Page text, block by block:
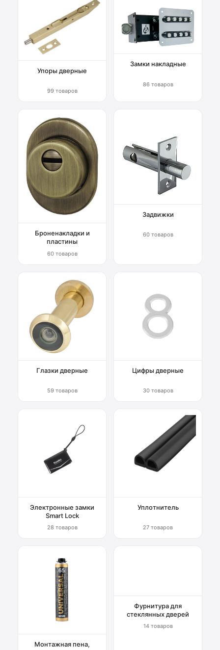
Упоры дверные
99 товаров
Замки накладные
86 товаров
Броненакладки и
пластины
60 товаров
Задвижки
60 товаров
Глазки дверные
59 товаров
Цифры дверные
30 товаров
Электронные замки
Smart Lock
28 товаров
Уплотнитель
27 товаров
Монтажная пена,
Фурнитура для
стеклянных дверей
14 товаров